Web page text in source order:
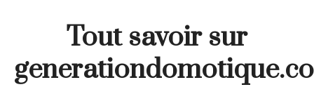
Tout savoir sur